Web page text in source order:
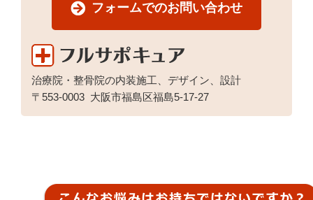
フォームでのお問い合わせ
治療院・整骨院の内装施工、デザイン、設計
〒553-0003 大阪市福島区福島5-17-27